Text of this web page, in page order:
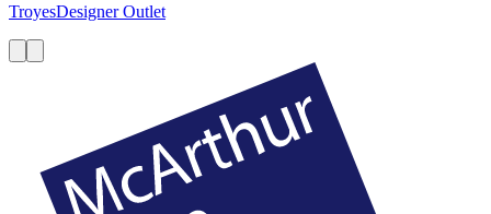
TroyesDesigner Outlet